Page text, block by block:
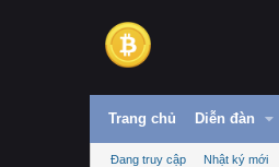
Trang chủ Diễn đàn
Đang truy cập Nhật ký mới